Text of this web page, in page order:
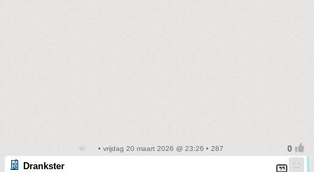
• vrijdag 20 maart 2026 @ 23:26 • 287
Drankster